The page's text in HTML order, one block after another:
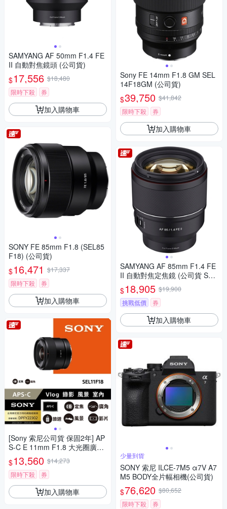
SAMYANG AF 50mm F1.4 FE
II 自動對焦鏡頭 (公司貨)
$17,556 $18,480
限時下殺
券
加入購物車
SONY FE 85mm F1.8 (SEL85
F18) (公司貨)
$16,471 $17,337
限時下殺
券
加入購物車
[Sony 索尼公司貨 保固2年] AP
S-C E 11mm F1.8 大光圈廣角
定焦鏡 SEL11F18
$13,560 $14,273
限時下殺
券
加入購物車
Sony FE 14mm F1.8 GM SEL
14F18GM (公司貨)
$39,750 $41,842
限時下殺
券
加入購物車
SAMYANG AF 85mm F1.4 FE
II 自動對焦定焦鏡 (公司貨 SO
NY FE接環)
$18,905 $19,900
挑戰低價
券
加入購物車
少量到貨
SONY 索尼 ILCE-7M5 α7V A7
M5 BODY全片幅相機(公司貨)
$76,620 $80,652
限時下殺
券